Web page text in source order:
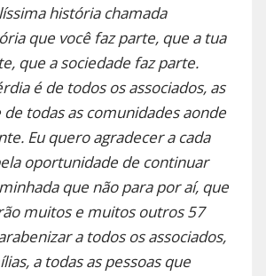
história chamada
que você faz parte, que a tua
que a sociedade faz parte.
é de todos os associados, as
de todas as comunidades aonde
Eu quero agradecer a cada
oportunidade de continuar
que não para por aí, que
muitos e muitos outros 57
a todos os associados,
a todas as pessoas que